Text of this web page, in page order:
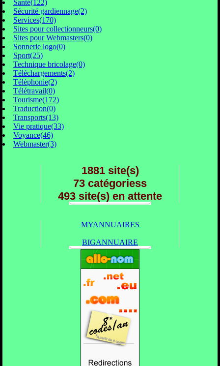
Santé(122)
Sécurité gardiennage(2)
Services(170)
Sites pour collectionneurs(0)
Sites pour Webmasters(0)
Sonnerie logo(0)
Sport(25)
Technique bricolage(0)
Téléchargements(2)
Téléphonie(2)
Télétravail(0)
Tourisme(172)
Traduction(0)
Transports(13)
Vie pratique(33)
Voyance(46)
Webmaster(3)
1881 site(s)
73 catégoriess
493 site(s) en attente
MYANNUAIRES
BIGANNUAIRE